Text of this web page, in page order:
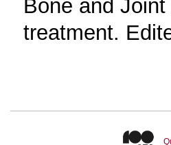
Bone and
treatment.